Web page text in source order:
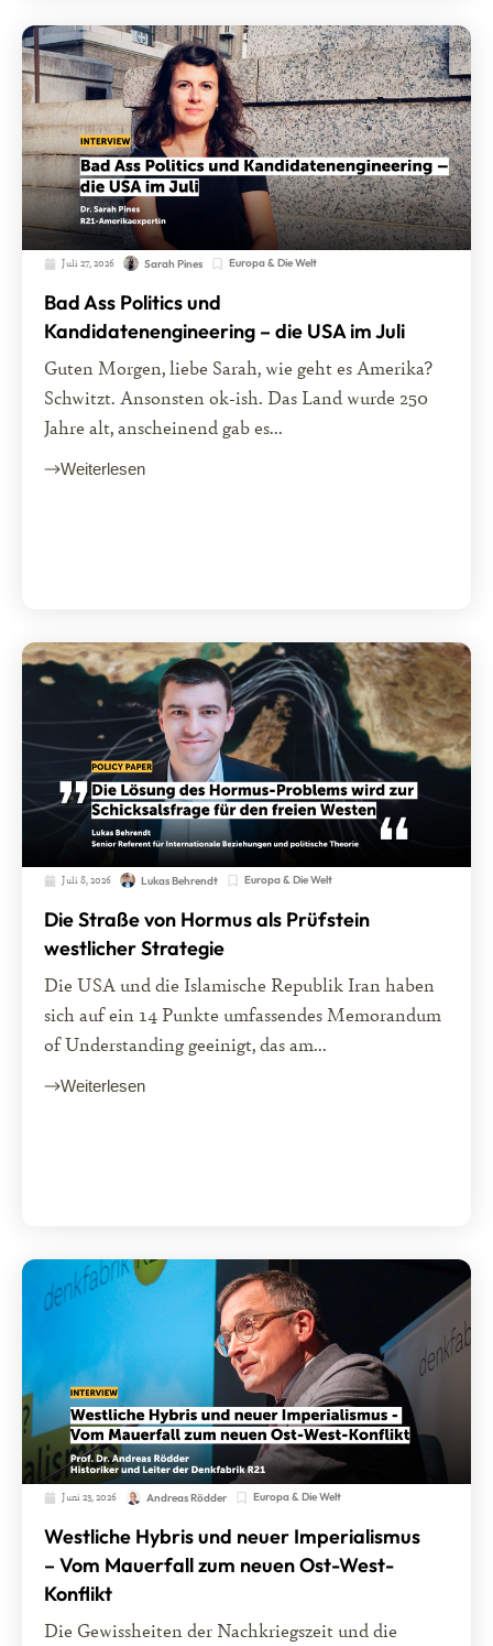
Juli 27, 2026 Sarah Pines Europa & Die Welt
Bad Ass Politics und
Kandidatenengineering – die USA im Juli
Guten Morgen, liebe Sarah, wie geht es Amerika?
Schwitzt. Ansonsten ok-ish. Das Land wurde 250
Jahre alt, anscheinend gab es...
Weiterlesen
Juli 8, 2026 Lukas Behrendt Europa & Die Welt
Die Straße von Hormus als Prüfstein
westlicher Strategie
Die USA und die Islamische Republik Iran haben
sich auf ein 14 Punkte umfassendes Memorandum
of Understanding geeinigt, das am...
Weiterlesen
Juni 23, 2026 Andreas Rödder Europa & Die Welt
Westliche Hybris und neuer Imperialismus
– Vom Mauerfall zum neuen Ost-West-
Konflikt
Die Gewissheiten der Nachkriegszeit und die